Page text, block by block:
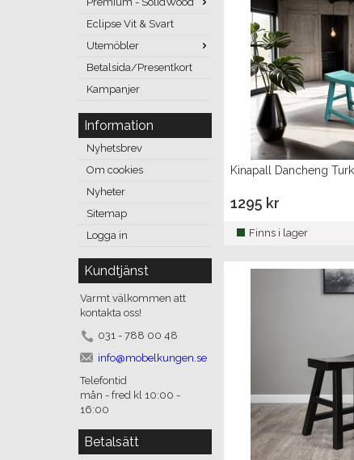
Eclipse Vit & Svart
Utemöbler
Betalsida/Presentkort
Kampanjer
Information
Nyhetsbrev
Om cookies
Nyheter
Sitemap
Logga in
Kundtjänst
Varmt välkommen att
kontakta oss!
031 - 788 00 48
info@mobelkungen.se
Telefontid
mån - fred kl 10:00 -
16:00
Betalsätt
Kinapall Dancheng
1295 kr
Finns i lager